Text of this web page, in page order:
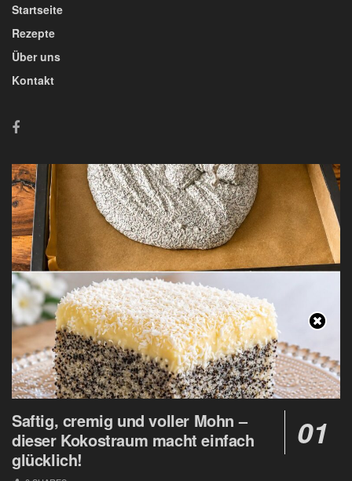
Startseite
Rezepte
Über uns
Kontakt
Saftig, cremig und voller Mohn –
dieser Kokostraum macht einfach
glücklich!